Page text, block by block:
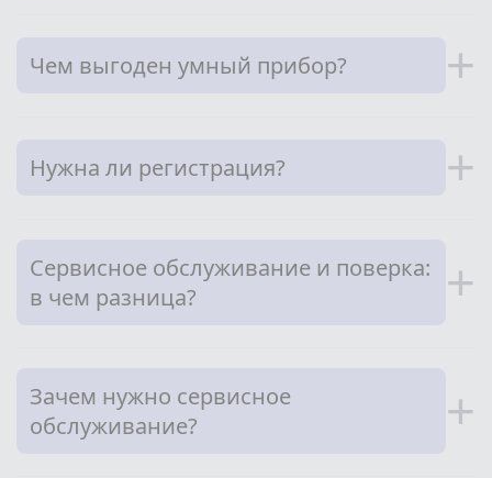
Чем выгоден умный прибор? +
Нужна ли регистрация? +
Сервисное обслуживание и поверка:
в чем разница?
+
Зачем нужно сервисное
обслуживание?
+